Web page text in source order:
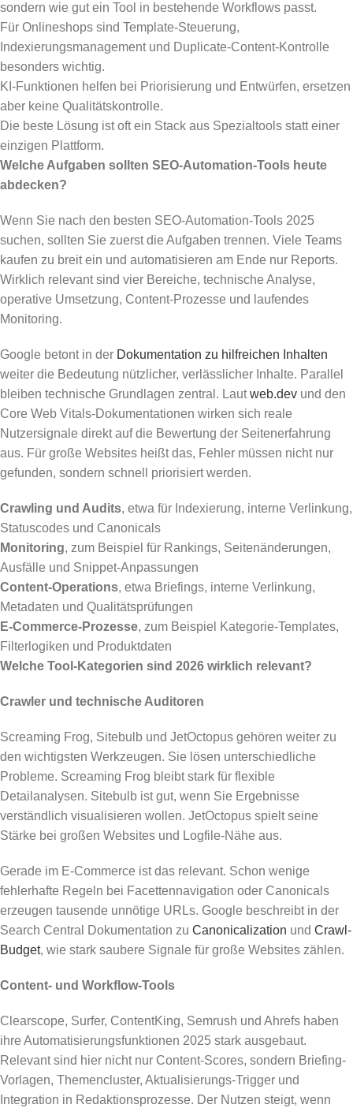
sondern wie gut ein Tool in bestehende Workflows passt.
Für Onlineshops sind Template-Steuerung,
Indexierungsmanagement und Duplicate-Content-Kontrolle
besonders wichtig.
KI-Funktionen helfen bei Priorisierung und Entwürfen, ersetzen
aber keine Qualitätskontrolle.
Die beste Lösung ist oft ein Stack aus Spezialtools statt einer
einzigen Plattform.
Welche Aufgaben sollten SEO-Automation-Tools heute
abdecken?
Wenn Sie nach den besten SEO-Automation-Tools 2025
suchen, sollten Sie zuerst die Aufgaben trennen. Viele Teams
kaufen zu breit ein und automatisieren am Ende nur Reports.
Wirklich relevant sind vier Bereiche, technische Analyse,
operative Umsetzung, Content-Prozesse und laufendes
Monitoring.
Google betont in der Dokumentation zu hilfreichen Inhalten
weiter die Bedeutung nützlicher, verlässlicher Inhalte. Parallel
bleiben technische Grundlagen zentral. Lautweb.dev und den
Core Web Vitals-Dokumentationen wirken sich reale
Nutzersignale direkt auf die Bewertung der Seitenerfahrung
aus. Für große Websites heißt das, Fehler müssen nicht nur
gefunden, sondern schnell priorisiert werden.
Crawling und Audits, etwa für Indexierung, interne Verlinkung,
Statuscodes und Canonicals
Monitoring, zum Beispiel für Rankings, Seitenänderungen,
Ausfälle und Snippet-Anpassungen
Content-Operations, etwa Briefings, interne Verlinkung,
Metadaten und Qualitätsprüfungen
E-Commerce-Prozesse, zum Beispiel Kategorie-Templates,
Filterlogiken und Produktdaten
Welche Tool-Kategorien sind 2026 wirklich relevant?
Crawler und technische Auditoren
Screaming Frog, Sitebulb und JetOctopus gehören weiter zu
den wichtigsten Werkzeugen. Sie lösen unterschiedliche
Probleme. Screaming Frog bleibt stark für flexible
Detailanalysen. Sitebulb ist gut, wenn Sie Ergebnisse
verständlich visualisieren wollen. JetOctopus spielt seine
Stärke bei großen Websites und Logfile-Nähe aus.
Gerade im E-Commerce ist das relevant. Schon wenige
fehlerhafte Regeln bei Facettennavigation oder Canonicals
erzeugen tausende unnötige URLs. Google beschreibt in der
Search Central Dokumentation zu Canonicalization und Crawl-
Budget, wie stark saubere Signale für große Websites zählen.
Content- und Workflow-Tools
Clearscope, Surfer, ContentKing, Semrush und Ahrefs haben
ihre Automatisierungsfunktionen 2025 stark ausgebaut.
Relevant sind hier nicht nur Content-Scores, sondern Briefing-
Vorlagen, Themencluster, Aktualisierungs-Trigger und
Integration in Redaktionsprozesse. Der Nutzen steigt, wenn